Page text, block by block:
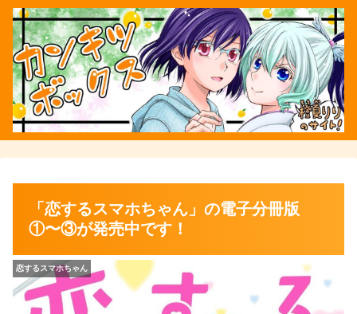
「恋するスマホちゃん」の電子分冊版
①〜③が発売中です！
恋するスマホちゃん